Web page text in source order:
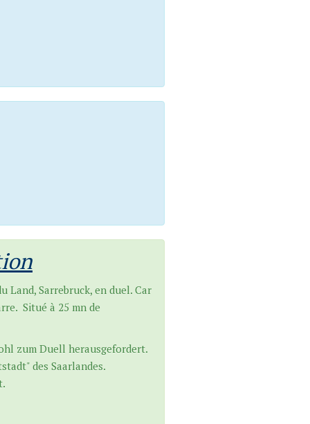
Land, Sarrebruck, en duel. Car
Situé à 25 mn de
zum Duell herausgefordert.
des Saarlandes.